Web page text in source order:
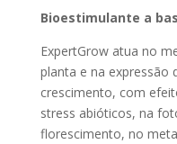
Bioestimulante a
ExpertGrow atua no
planta e na expressão
crescimento, com
stress abióticos, na
florescimento, no